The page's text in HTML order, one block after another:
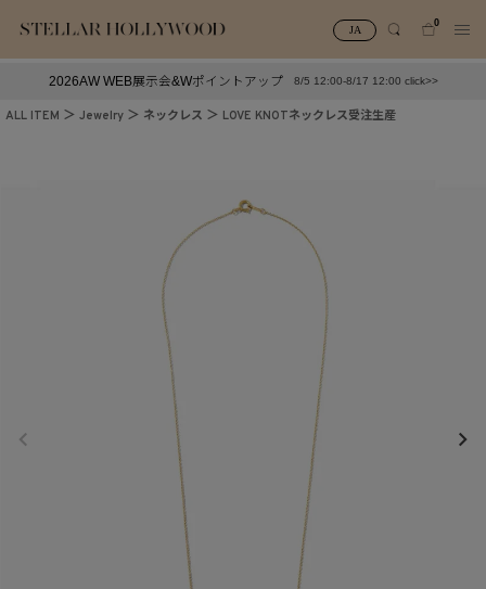
JA
0
2026AW WEB展示会&Wポイントアップ 8/5 12:00-8/17 12:00 click>>
ALL ITEM Jewelry ネックレス LOVE KNOTネックレス受注生産